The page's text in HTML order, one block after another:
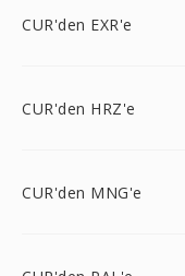
CUR'den EXR'e
CUR'den HRZ'e
CUR'den MNG'e